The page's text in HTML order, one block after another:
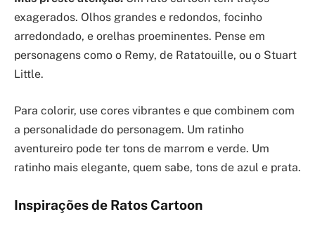
exagerados. Olhos grandes e redondos, focinho
arredondado, e orelhas proeminentes. Pense em
personagens como o Remy, de Ratatouille, ou o Stuart
Little.
Para colorir, use cores vibrantes e que combinem com
a personalidade do personagem. Um ratinho
aventureiro pode ter tons de marrom e verde. Um
ratinho mais elegante, quem sabe, tons de azul e prata.
Inspirações de Ratos Cartoon